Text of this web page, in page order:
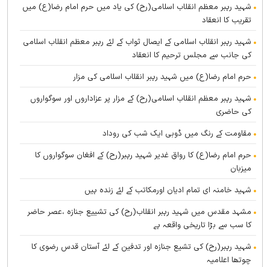
شہید رہبر معظم انقلاب اسلامی(رح) کی یاد میں حرم امام رضا(ع) میں
تقریب کا انعقاد
شہید رہبر انقلاب اسلامی کے ایصال ثواب کے لئے رہبر معظم انقلاب اسلامی
کی جانب سے مجلس ترحیم کا انعقاد
حرم امام رضا(ع) میں شہید رہبر انقلاب اسلامی کی مزار
شہید رہبر معظم انقلاب اسلامی(رح) کے مزار پر عزاداروں اور سوگواروں
کی حاضری
مقاومت کے رنگ میں ڈوبی ایک شب کی روداد
حرم امام رضا(ع) کا رواق غدیر شہید رہبر(رح) کے افغان سوگواروں کا
میزبان
شہید خامنہ ای تمام ادیان اورمکاتب کے لئے زندہ ہيں
مشہد مقدس میں شہید رہبر انقلاب(رح) کی تشییع جنازہ ،عصر حاضر
کا سب سے بڑا تاریخی واقعہ ہے
شہید رہبر(رح) کی تشیع جنازہ اور تدفین کے لئے آستان قدس رضوی کا
چوتھا اعلامیہ